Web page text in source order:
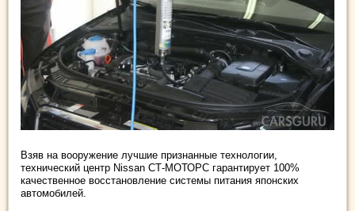
Взяв на вооружение лучшие признанные технологии,
технический центр Nissan СТ-МОТОРС гарантирует 100%
качественное восстановление системы питания японских
автомобилей.